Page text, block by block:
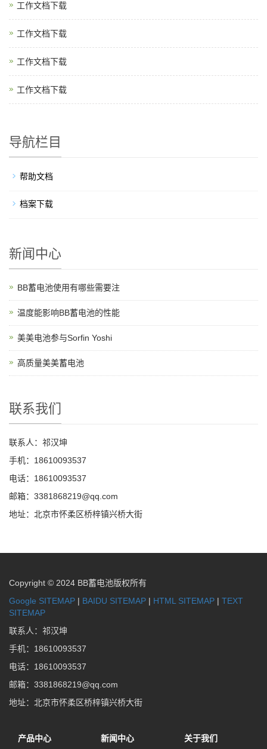
工作文档下载
工作文档下载
工作文档下载
工作文档下载
导航栏目
帮助文档
档案下载
新闻中心
BB蓄电池使用有哪些需要注
温度能影响BB蓄电池的性能
美美电池参与Sorfin Yoshi
高质量美美蓄电池
联系我们
联系人：祁汉坤
手机：18610093537
电话：18610093537
邮箱：3381868219@qq.com
地址：北京市怀柔区桥梓镇兴桥大街
Copyright © 2024 BB蓄电池版权所有
Google SITEMAP | BAIDU SITEMAP | HTML SITEMAP | TEXT
SITEMAP
联系人：祁汉坤
手机：18610093537
电话：18610093537
邮箱：3381868219@qq.com
地址：北京市怀柔区桥梓镇兴桥大街
产品中心 新闻中心 关于我们